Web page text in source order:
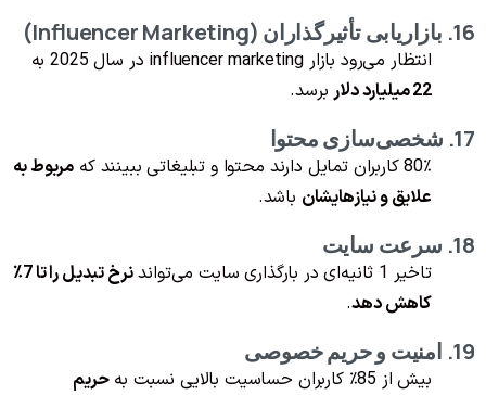
16. بازاریابی تأثیرگذاران (Influencer Marketing)
انتظار می‌رود بازار influencer marketing در سال 2025 به
22 میلیارد دلار
برسد.
17. شخصی‌سازی محتوا
80٪ کاربران تمایل دارند محتوا و تبلیغاتی ببینند که
مربوط به
علایق و نیازهایشان باشد.
18. سرعت سایت
تاخیر 1 ثانیه‌ای در بارگذاری سایت می‌تواند
نرخ تبدیل را تا 7٪
کاهش دهد.
19. امنیت و حریم خصوصی
بیش از 85٪ کاربران حساسیت بالایی نسبت به
حریم